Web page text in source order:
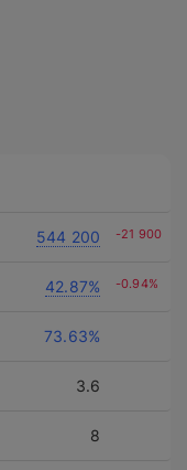
544 200 -21 900
42.87% -0.94%
73.63%
3.6
8
на обработку